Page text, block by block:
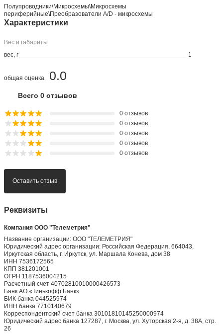
Полупроводники\Микросхемы\Микросхемы
периферийные\Преобразователи A/D - микросхемы
Характеристики
Вес и габариты
вес, г
1
0.0
общая оценка
Всего 0 отзывов
0 отзывов
0 отзывов
0 отзывов
0 отзывов
0 отзывов
Оставить отзыв
Реквизиты
Компания ООО "Телеметрия"
Название организации: ООО "ТЕЛЕМЕТРИЯ"
Юридический адрес организации: Российская Федерация, 664043,
Иркутская область, г. Иркутск, ул. Маршала Конева, дом 38
ИНН 7536172565
КПП 381201001
ОГРН 1187536004215
Расчетный счет 40702810010000426573
Банк АО «Тинькофф Банк»
БИК банка 044525974
ИНН банка 7710140679
Корреспондентский счет банка 30101810145250000974
Юридический адрес банка 127287, г. Москва, ул. Хуторская 2-я, д. 38А, стр.
26